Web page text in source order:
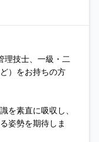
理技士、一級・二
）をお持ちの方
を素直に吸収し、
姿勢を期待しま